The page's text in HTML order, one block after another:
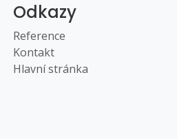
Odkazy
Reference
Kontakt
Hlavní stránka